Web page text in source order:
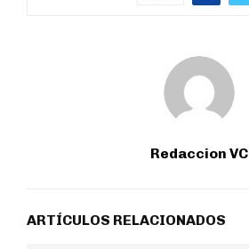
Redaccion VC
ARTÍCULOS RELACIONADOS